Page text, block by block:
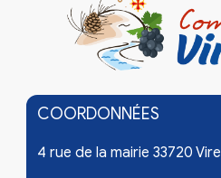
COORDONNÉES
4 rue de la mairie 33720